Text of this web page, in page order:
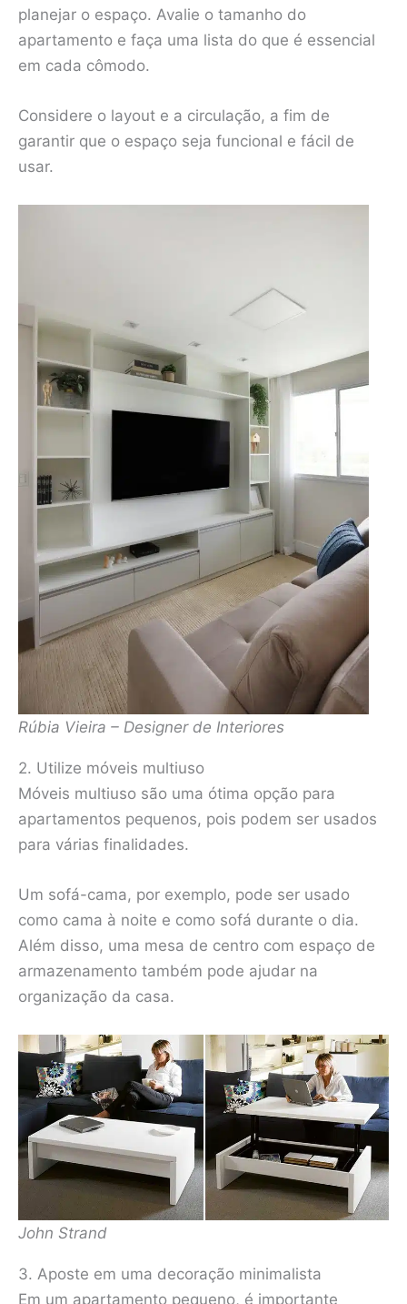
planejar o espaço. Avalie o tamanho do
apartamento e faça uma lista do que é essencial
em cada cômodo.
Considere o layout e a circulação, a fim de
garantir que o espaço seja funcional e fácil de
usar.
Rúbia Vieira – Designer de Interiores
2. Utilize móveis multiuso
Móveis multiuso são uma ótima opção para
apartamentos pequenos, pois podem ser usados
para várias finalidades.
Um sofá-cama, por exemplo, pode ser usado
como cama à noite e como sofá durante o dia.
Além disso, uma mesa de centro com espaço de
armazenamento também pode ajudar na
organização da casa.
John Strand
3. Aposte em uma decoração minimalista
Em um apartamento pequeno, é importante